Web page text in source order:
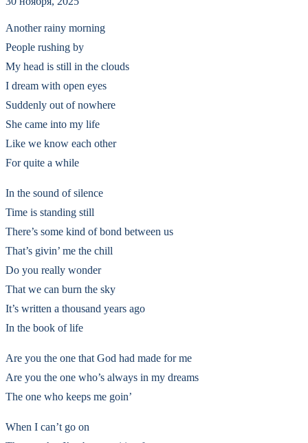
Another rainy morning
People rushing by
My head is still in the clouds
I dream with open eyes
Suddenly out of nowhere
She came into my life
Like we know each other
For quite a while
In the sound of silence
Time is standing still
There’s some kind of bond between us
That’s givin’ me the chill
Do you really wonder
That we can burn the sky
It’s written a thousand years ago
In the book of life
Are you the one that God had made for me
Are you the one who’s always in my dreams
The one who keeps me goin’
When I can’t go on